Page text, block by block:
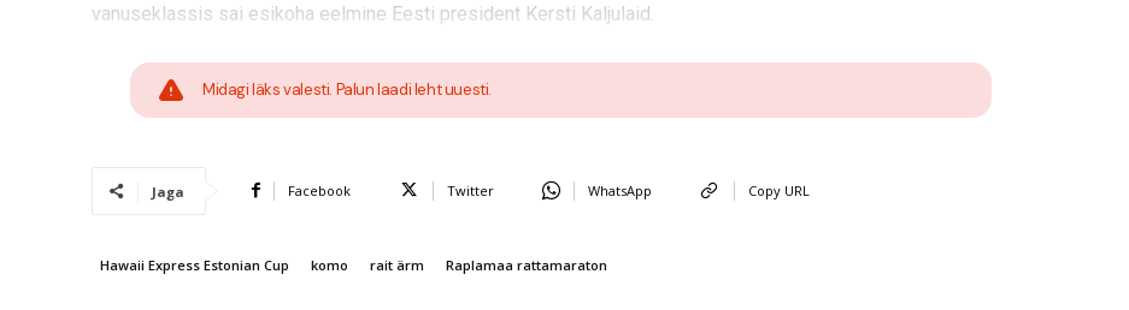
vanuseklassis sai esikoha eelmine Eesti president Kersti Kaljulaid.
Midagi läks valesti. Palun laadi leht uuesti.
Jaga Facebook Twitter WhatsApp Copy URL
Hawaii Express Estonian Cup komo rait ärm Raplamaa rattamaraton